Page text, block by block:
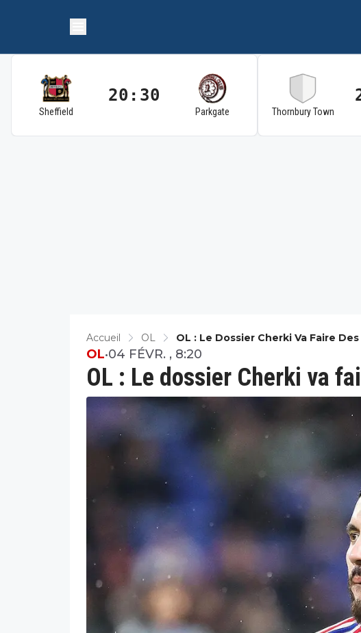
Sheffield
20:30
Parkgate Thornbury Town
Accueil OL OL : Le Dossier Cherki Va Faire
OL : Le dossier Cherki va
OL•04 FÉVR. , 8:20